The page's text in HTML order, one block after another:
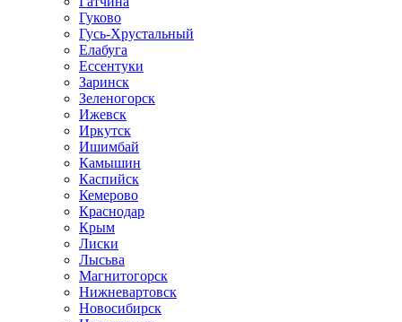
Гуково
Гусь-Хрустальный
Елабуга
Ессентуки
Заринск
Зеленогорск
Ижевск
Иркутск
Ишимбай
Камышин
Каспийск
Кемерово
Краснодар
Крым
Лиски
Лысьва
Магнитогорск
Нижневартовск
Новосибирск